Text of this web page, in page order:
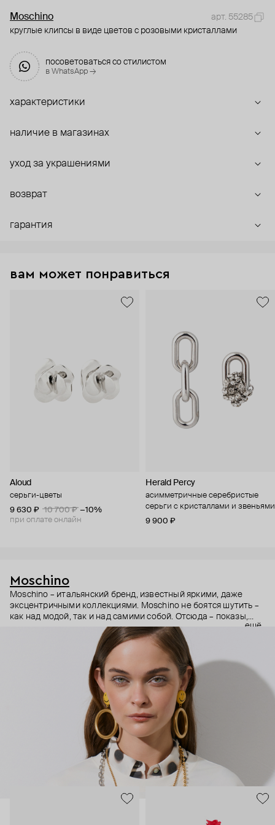
Moschino
арт. 55285
круглые клипсы в виде цветов с розовыми кристаллами
посоветоваться со стилистом
в WhatsApp →
характеристики
наличие в магазинах
уход за украшениями
возврат
гарантия
вам может понравиться
Aloud
серьги-цветы
9 630 ₽
10 700 ₽ −10%
при оплате онлайн
Herald Percy
асимметричные серебристые
серьги с кристаллами и звеньями
9 900 ₽
Moschino
Moschino – итальянский бренд, известный яркими, даже
эксцентричными коллекциями. Moschino не боятся шутить –
как над модой, так и над самими собой. Отсюда – показы,
мгновенно становящиеся главными событиями, вирусные
выходы селебрити (помните Кэти Перри в платье-люстре на
бале Института костюма Met Gala в 2019 году?) и
коллаборации с самыми неожиданными кандидатами, от
«Улицы Сезам» до The Sims. Украшения бренда –
гипертрофированно праздничные, практически
нарисованные: с кристаллами размером с ладонь и будто бы
расплавленными сердцами.
ещё